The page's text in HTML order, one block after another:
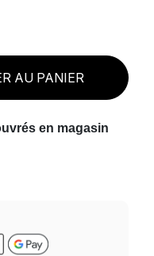
AU PANIER
en magasin